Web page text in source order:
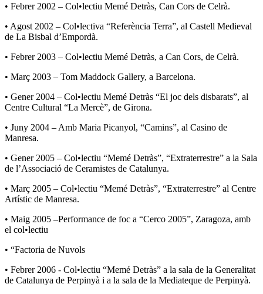
• Febrer 2002 – Col•lectiu Memé Detràs, Can Cors de Celrà.
• Agost 2002 – Col•lectiva “Referència Terra”, al Castell Medieval
de La Bisbal d’Empordà.
• Febrer 2003 – Col•lectiu Memé Detràs, a Can Cors, de Celrà.
• Març 2003 – Tom Maddock Gallery, a Barcelona.
• Gener 2004 – Col•lectiu Memé Detràs “El joc dels disbarats”, al
Centre Cultural “La Mercè”, de Girona.
• Juny 2004 – Amb Maria Picanyol, “Camins”, al Casino de
Manresa.
• Gener 2005 – Col•lectiu “Memé Detràs”, “Extraterrestre” a la Sala
de l’Associació de Ceramistes de Catalunya.
• Març 2005 – Col•lectiu “Memé Detràs”, “Extraterrestre” al Centre
Artístic de Manresa.
• Maig 2005 –Performance de foc a “Cerco 2005”, Zaragoza, amb
el col•lectiu
• “Factoria de Nuvols
• Febrer 2006 - Col•lectiu “Memé Detràs” a la sala de la Generalitat
de Catalunya de Perpinyà i a la sala de la Mediateque de Perpinyà.